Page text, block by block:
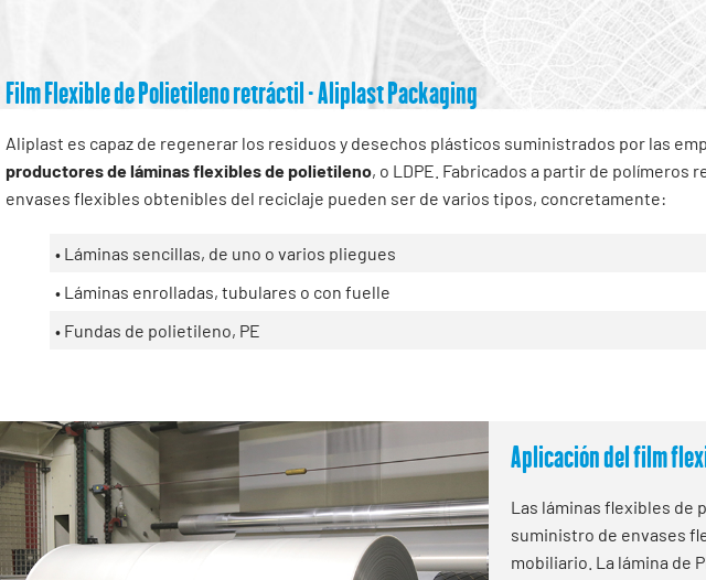
Film Flexible de Polietileno retráctil - Aliplast Packaging
Aliplast es capaz de regenerar los residuos y desechos plásticos suministrados por las
productores de láminas flexibles de polietileno, o LDPE. Fabricados a partir de polímeros
envases flexibles obtenibles del reciclaje pueden ser de varios tipos, concretamente:
• Láminas sencillas, de uno o varios pliegues
• Láminas enrolladas, tubulares o con fuelle
• Fundas de polietileno, PE
Aplicación del film
Las láminas flexibles de
suministro de envases
mobiliario. La lámina de